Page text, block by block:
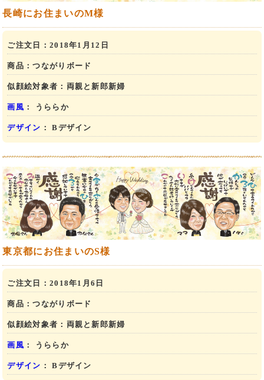
長崎にお住まいのM様
ご注文日： 2018年1月12日
商品：つながりボード
似顔絵対象者： 両親と新郎新婦
画風 ： うららか
デザイン ： Bデザイン
東京都にお住まいのS様
ご注文日： 2018年1月6日
商品：つながりボード
似顔絵対象者： 両親と新郎新婦
画風 ： うららか
デザイン ： Bデザイン